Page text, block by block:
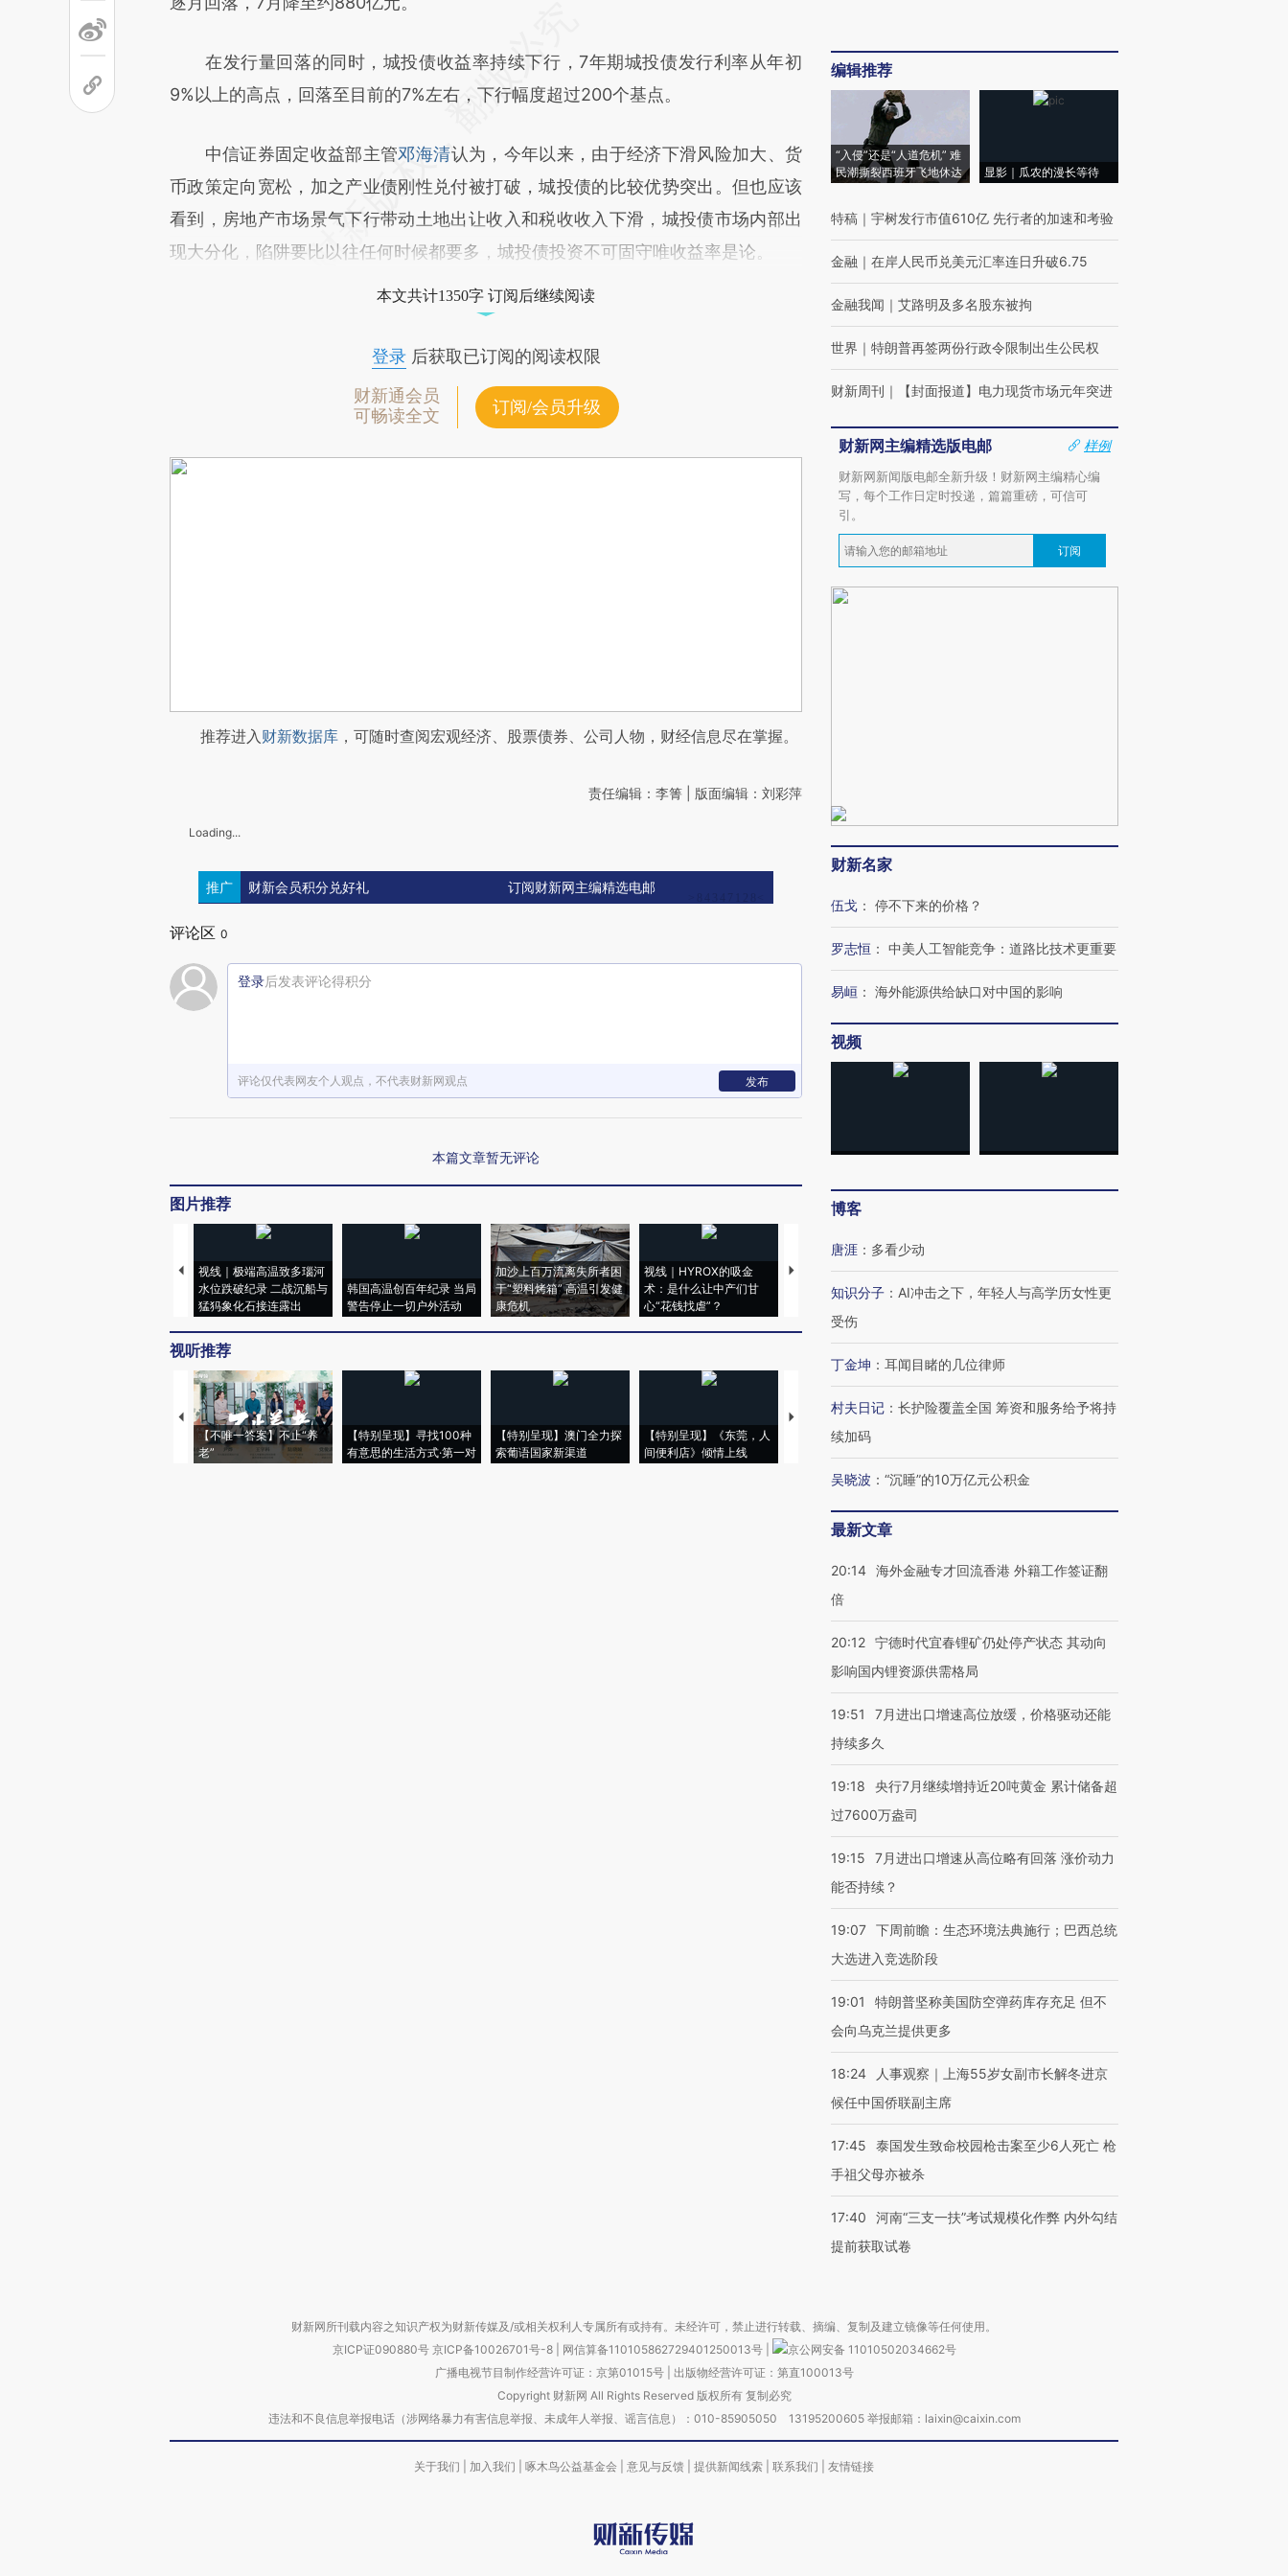
在发行量回落的同时，城投债收益率持续下行，7年期城投债发行利率从年初
9%以上的高点，回落至目前的7%左右，下行幅度超过200个基点。
中信证券固定收益部主管邓海清认为，今年以来，由于经济下滑风险加大、货
币政策定向宽松，加之产业债刚性兑付被打破，城投债的比较优势突出。但也应该
看到，房地产市场景气下行带动土地出让收入和税收收入下滑，城投债市场内部出
现大分化，陷阱要比以往任何时候都要多，城投债投资不可固守唯收益率是论。
本文共计1350字 订阅后继续阅读
登录后获取已订阅的阅读权限
财新通会员
可畅读全文
订阅/会员升级
推荐进入财新数据库 ，可随时查阅宏观经济、股票债券、公司人物，财经信息尽在掌握。
责任编辑：李箐 | 版面编辑：刘彩萍
Loading...
推广 财新会员积分兑好礼 订阅财新网主编精选电邮
评论区 0
登录后发表评论得积分
评论仅代表网友个人观点，不代表财新网观点 发布
本篇文章暂无评论
图片推荐
视线｜极端高温致多瑙河
水位跌破纪录 二战沉船与
猛犸象化石接连露出
韩国高温创百年纪录 当局
警告停止一切户外活动
加沙上百万流离失所者困
于“塑料烤箱” 高温引发健
康危机
视线｜HYROX的吸金
术：是什么让中产们甘
心“花钱找虐”？
马航飞行员跨国走私7万
粒摇头丸 尿检体内含3种
视线｜被称为“蟑螂”的印
度Z世代 用街头抗争将教
视线｜“入侵”还是“人道危
机”？难民潮撕裂西班牙
视听推荐
【不唯一答案】不止“养
老”
【特别呈现】寻找100种
有意思的生活方式·第一对
【特别呈现】澳门全力探
索葡语国家新渠道
【特别呈现】《东莞，人
间便利店》倾情上线
【推广】走进第四届链博
会，让数智科技“链”接产
【商旅对话】华住集团
编辑推荐
“入侵”还是“人道危机” 难
民潮撕裂西班牙飞地休达
显影｜瓜农的漫长等待
特稿 ｜ 宇树发行市值610亿 先行者的加速和考验
金融 ｜ 在岸人民币兑美元汇率连日升破6.75
金融我闻 ｜ 艾路明及多名股东被拘
世界 ｜ 特朗普再签两份行政令限制出生公民权
财新周刊 ｜ 【封面报道】电力现货市场元年突进
财新网主编精选版电邮
样例
财新网新闻版电邮全新升级！财新网主编精心编
写，每个工作日定时投递，篇篇重磅，可信可
引。
订阅
财新名家
伍戈 ： 停不下来的价格？
罗志恒 ： 中美人工智能竞争：道路比技术更重要
易峘 ： 海外能源供给缺口对中国的影响
视频
博客
唐涯 ： 多看少动
知识分子 ： AI冲击之下，年轻人与高学历女性更
受伤
丁金坤 ： 耳闻目睹的几位律师
村夫日记 ： 长护险覆盖全国 筹资和服务给予将持
续加码
吴晓波 ： “沉睡”的10万亿元公积金
最新文章
20:14 海外金融专才回流香港 外籍工作签证翻
倍
20:12 宁德时代宜春锂矿仍处停产状态 其动向
影响国内锂资源供需格局
19:51
7月进出口增速高位放缓，价格驱动还能
持续多久
19:18
央行7月继续增持近20吨黄金 累计储备超
过7600万盎司
19:15
7月进出口增速从高位略有回落 涨价动力
能否持续？
19:07 下周前瞻：生态环境法典施行；巴西总统
大选进入竞选阶段
19:01
特朗普坚称美国防空弹药库存充足 但不
会向乌克兰提供更多
18:24
人事观察｜上海55岁女副市长解冬进京
候任中国侨联副主席
17:45
泰国发生致命校园枪击案至少6人死亡 枪
手祖父母亦被杀
17:40
河南“三支一扶”考试规模化作弊 内外勾结
提前获取试卷
财新网所刊载内容之知识产权为财新传媒及/或相关权利人专属所有或持有。未经许可，禁止进行转载、摘编、复制及建立镜像等任何使用。
京ICP证090880号 京ICP备10026701号-8 网信算备110105862729401250013号
京公网安备 11010502034662号
广播电视节目制作经营许可证：京第01015号| 出版物经营许可证：第直100013号
Copyright 财新网 All Rights Reserved 版权所有 复制必究
违法和不良信息举报电话（涉网络暴力有害信息举报、未成年人举报、谣言信息）：010-85905050 13195200605 举报邮箱：laixin@caixin.com
关于我们 加入我们 啄木鸟公益基金会 意见与反馈 提供新闻线索 联系我们 友情链接